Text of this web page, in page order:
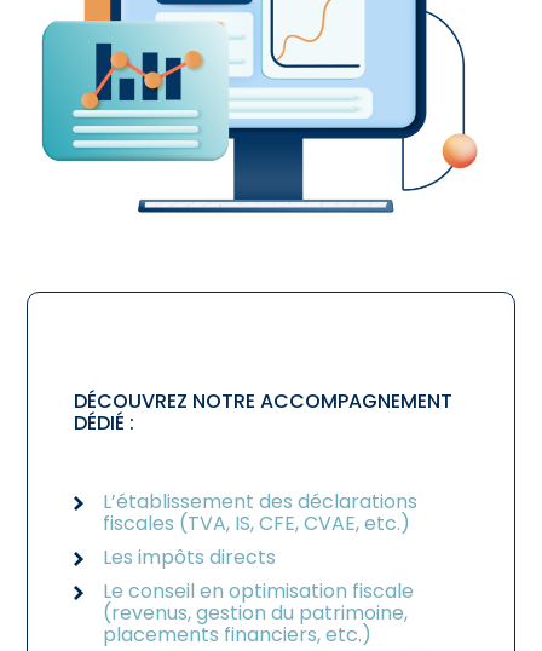
DÉCOUVREZ NOTRE ACCOMPAGNEMENT
DÉDIÉ :
L’établissement des déclarations
fiscales (TVA, IS, CFE, CVAE, etc.)
Les impôts directs
Le conseil en optimisation fiscale
(revenus, gestion du patrimoine,
placements financiers, etc.)